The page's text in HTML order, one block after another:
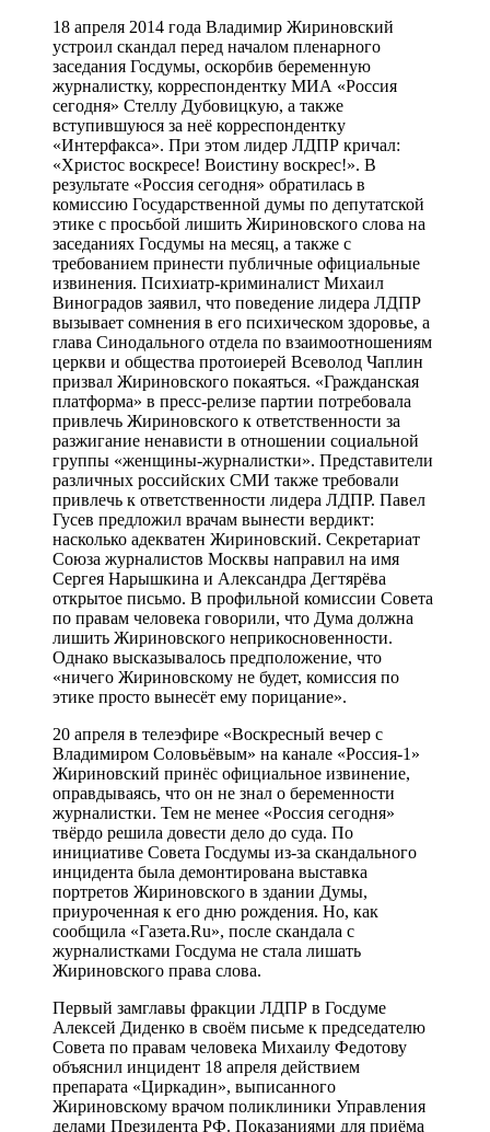
18 апреля 2014 года Владимир Жириновский
устроил скандал перед началом пленарного
заседания Госдумы, оскорбив беременную
журналистку, корреспондентку МИА «Россия
сегодня» Стеллу Дубовицкую, а также
вступившуюся за неё корреспондентку
«Интерфакса». При этом лидер ЛДПР кричал:
«Христос воскресе! Воистину воскрес!». В
результате «Россия сегодня» обратилась в
комиссию Государственной думы по депутатской
этике с просьбой лишить Жириновского слова на
заседаниях Госдумы на месяц, а также с
требованием принести публичные официальные
извинения. Психиатр-криминалист Михаил
Виноградов заявил, что поведение лидера ЛДПР
вызывает сомнения в его психическом здоровье, а
глава Синодального отдела по взаимоотношениям
церкви и общества протоиерей Всеволод Чаплин
призвал Жириновского покаяться. «Гражданская
платформа» в пресс-релизе партии потребовала
привлечь Жириновского к ответственности за
разжигание ненависти в отношении социальной
группы «женщины-журналистки». Представители
различных российских СМИ также требовали
привлечь к ответственности лидера ЛДПР. Павел
Гусев предложил врачам вынести вердикт:
насколько адекватен Жириновский. Секретариат
Союза журналистов Москвы направил на имя
Сергея Нарышкина и Александра Дегтярёва
открытое письмо. В профильной комиссии Совета
по правам человека говорили, что Дума должна
лишить Жириновского неприкосновенности.
Однако высказывалось предположение, что
«ничего Жириновскому не будет, комиссия по
этике просто вынесёт ему порицание».
20 апреля в телеэфире «Воскресный вечер с
Владимиром Соловьёвым» на канале «Россия-1»
Жириновский принёс официальное извинение,
оправдываясь, что он не знал о беременности
журналистки. Тем не менее «Россия сегодня»
твёрдо решила довести дело до суда. По
инициативе Совета Госдумы из-за скандального
инцидента была демонтирована выставка
портретов Жириновского в здании Думы,
приуроченная к его дню рождения. Но, как
сообщила «Газета.Ru», после скандала с
журналистками Госдума не стала лишать
Жириновского права слова.
Первый замглавы фракции ЛДПР в Госдуме
Алексей Диденко в своём письме к председателю
Совета по правам человека Михаилу Федотову
объяснил инцидент 18 апреля действием
препарата «Циркадин», выписанного
Жириновскому врачом поликлиники Управления
делами Президента РФ. Показаниями для приёма